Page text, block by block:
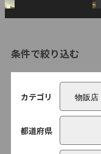
条件で絞り込む
カテゴリ
都道府県